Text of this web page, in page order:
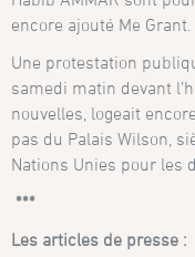
encore ajouté Me Grant.
Une protestation
samedi matin devant
nouvelles, logeait
pas du Palais Wilson,
Nations Unies pour les
***
Les articles de presse :